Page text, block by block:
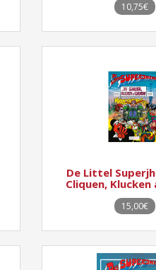
10,75€
De Littel
Cliquen, Klucken
15,00€